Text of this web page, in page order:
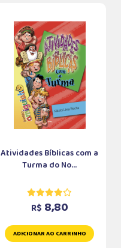
Atividades Bíblicas com a
Turma do No...
R$ 8,80
ADICIONAR AO CARRINHO